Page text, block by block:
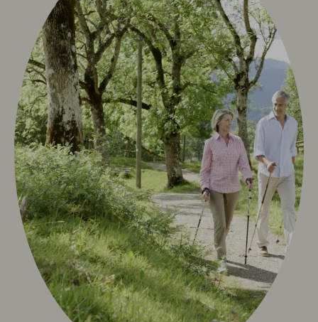
Spa Anwendungen
Ruheoasen
Exquisit Garten
Sport & Aktiv
Golf mit Ausblick
Aktivprogramm inklusive
Fahrradverleih
Tennis
Indoor Fitness
Exquisit Bergwanderwochen 2026
Wintersport
Kunst & Kultur
Eventkalender
Exquisit Eisgala
Allgäuer Abend
Musik im Hotel
Kunst im Hotel